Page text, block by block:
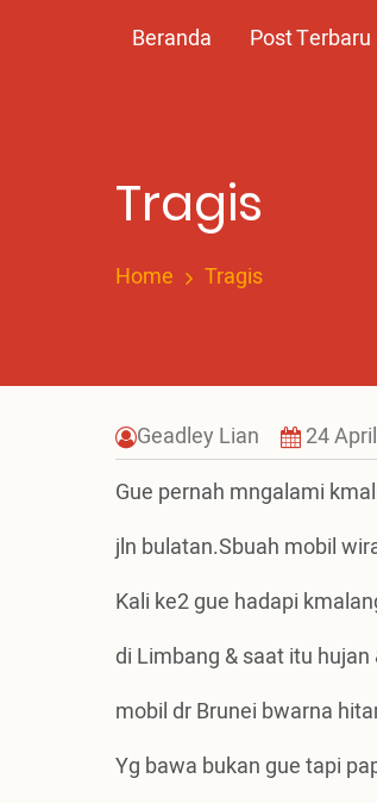
Main
Beranda Post Terbaru
Tragis
Home Tragis
Geadley Lian
24
Gue pernah mngalami
jln bulatan.Sbuah mobil
Kali ke2 gue hadapi
di Limbang & saat itu
mobil dr Brunei bwarna
Yg bawa bukan gue tapi